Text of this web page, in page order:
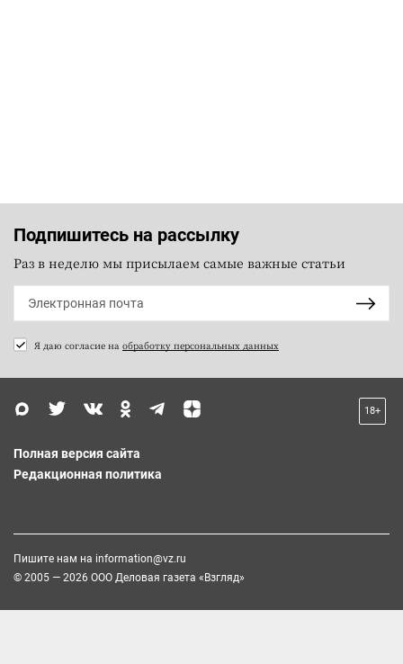
Подпишитесь на рассылку
Раз в неделю мы присылаем самые важные статьи
Я даю согласие на обработку персональных данных
18+
Полная версия сайта
Редакционная политика
Пишите нам на information@vz.ru
© 2005 — 2026 ООО Деловая газета «Взгляд»